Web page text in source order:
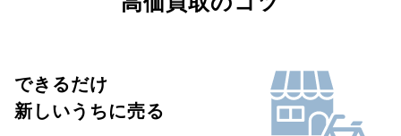
できるだけ
新しいうちに売る